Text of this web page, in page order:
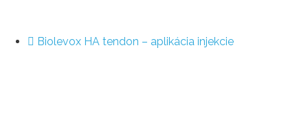
Biolevox HA tendon – aplikácia injekcie